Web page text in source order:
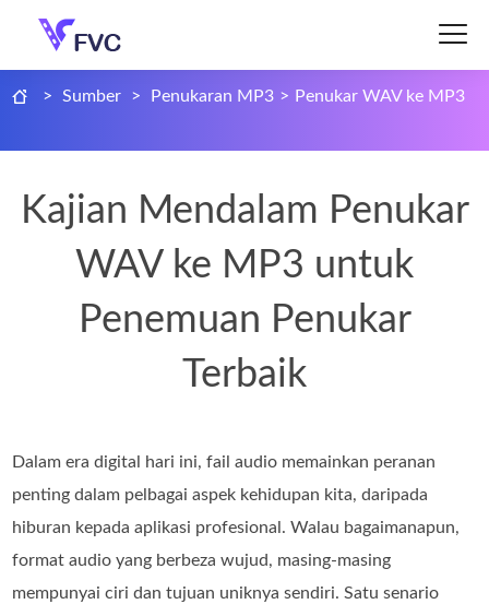
> Sumber > Penukaran MP3 > Penukar WAV ke MP3
Kajian Mendalam Penukar
WAV ke MP3 untuk
Penemuan Penukar
Terbaik
Dalam era digital hari ini, fail audio memainkan peranan
penting dalam pelbagai aspek kehidupan kita, daripada
hiburan kepada aplikasi profesional. Walau bagaimanapun,
format audio yang berbeza wujud, masing-masing
mempunyai ciri dan tujuan uniknya sendiri. Satu senario